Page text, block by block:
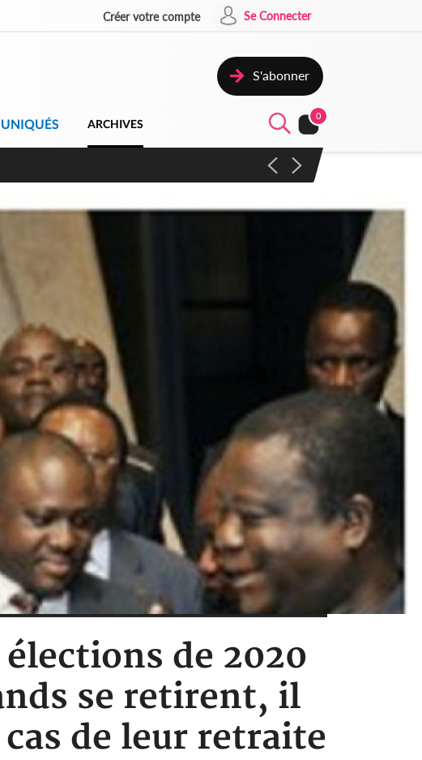
Créer votre compte Se Connecter
S'abonner
ARCHIVES
0
campagne contre les produits
de 2020
se retirent, il
de leur retraite